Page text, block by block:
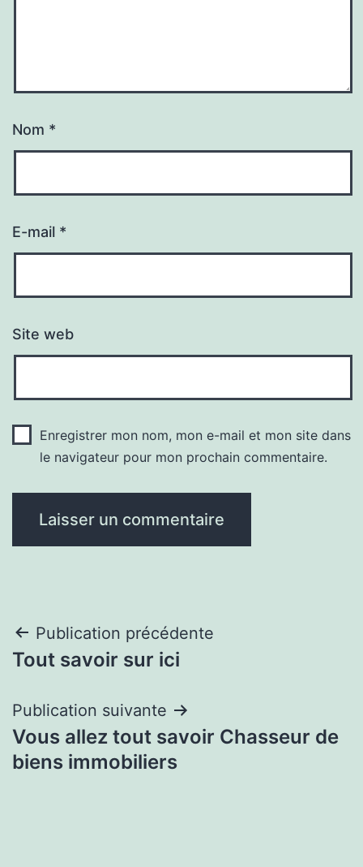
Nom *
E-mail *
Site web
Enregistrer mon nom, mon e-mail et mon site dans
le navigateur pour mon prochain commentaire.
Navigation
de
l’article
Publication précédente
Tout savoir sur ici
Publication suivante
Vous allez tout savoir Chasseur de
biens immobiliers